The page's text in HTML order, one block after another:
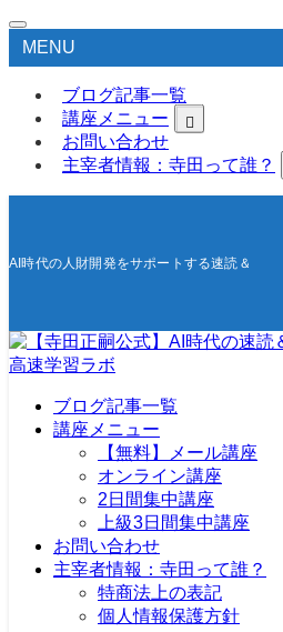
MENU
ブログ記事一覧
講座メニュー
お問い合わせ
主宰者情報：寺田って誰？
AI時代の人財開発をサポートする速読＆高速
ブログ記事一覧
講座メニュー
【無料】メール講座
オンライン講座
2日間集中講座
上級3日間集中講座
お問い合わせ
主宰者情報：寺田って誰？
特商法上の表記
個人情報保護方針